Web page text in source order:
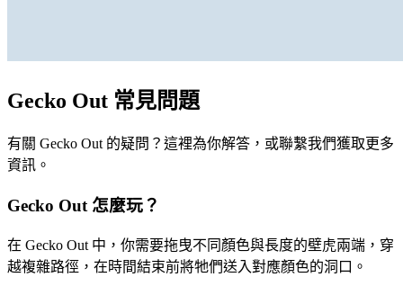
Gecko Out 常見問題
有關 Gecko Out 的疑問？這裡為你解答，或聯繫我們獲取更多
資訊。
Gecko Out 怎麼玩？
在 Gecko Out 中，你需要拖曳不同顏色與長度的壁虎兩端，穿
越複雜路徑，在時間結束前將牠們送入對應顏色的洞口。